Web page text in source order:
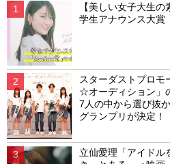
【美しい女子大生の
学生アナウンス大賞
スターダストプロモ
☆オーディション」
7人の中から選び抜
グランプリが決定！
立仙愛理「アイドル